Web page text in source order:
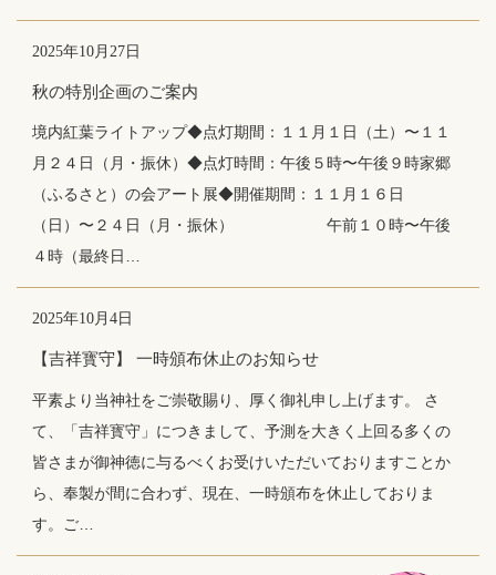
2025年10月27日
秋の特別企画のご案内
境内紅葉ライトアップ◆点灯期間：１１月１日（土）〜１１
月２４日（月・振休）◆点灯時間：午後５時〜午後９時家郷
（ふるさと）の会アート展◆開催期間：１１月１６日
（日）〜２４日（月・振休） 午前１０時〜午後
４時（最終日…
2025年10月4日
【吉祥寳守】 一時頒布休止のお知らせ
平素より当神社をご崇敬賜り、厚く御礼申し上げます。 さ
て、「吉祥寳守」につきまして、予測を大きく上回る多くの
皆さまが御神徳に与るべくお受けいただいておりますことか
ら、奉製が間に合わず、現在、一時頒布を休止しておりま
す。ご…